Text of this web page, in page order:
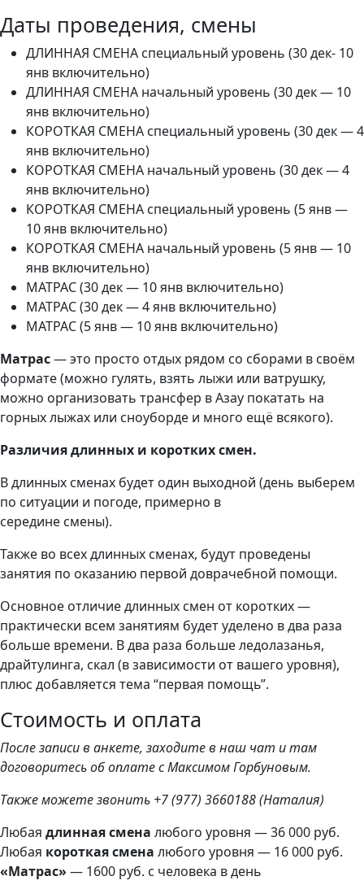
Даты проведения, смены
ДЛИННАЯ СМЕНА специальный уровень (30 дек- 10
янв включительно)
ДЛИННАЯ СМЕНА начальный уровень (30 дек — 10
янв включительно)
КОРОТКАЯ СМЕНА специальный уровень (30 дек — 4
янв включительно)
КОРОТКАЯ СМЕНА начальный уровень (30 дек — 4
янв включительно)
КОРОТКАЯ СМЕНА специальный уровень (5 янв —
10 янв включительно)
КОРОТКАЯ СМЕНА начальный уровень (5 янв — 10
янв включительно)
МАТРАС (30 дек — 10 янв включительно)
МАТРАС (30 дек — 4 янв включительно)
МАТРАС (5 янв — 10 янв включительно)
Матрас— это просто отдых рядом со сборами в своём
формате (можно гулять, взять лыжи или ватрушку,
можно организовать трансфер в Азау покатать на
горных лыжах или сноуборде и много ещё всякого).
Различия длинных и коротких смен.
В длинных сменах будет один выходной (день выберем
по ситуации и погоде, примерно в
середине смены).
Также во всех длинных сменах, будут проведены
занятия по оказанию первой доврачебной помощи.
Основное отличие длинных смен от коротких —
практически всем занятиям будет уделено в два раза
больше времени. В два раза больше ледолазанья,
драйтулинга, скал (в зависимости от вашего уровня),
плюс добавляется тема “первая помощь”.
Стоимость и оплата
После записи в анкете, заходите в наш чат и там
договоритесь об оплате с Максимом Горбуновым.
Также можете звонить +7 (977) 3660188 (Наталия)
Любая длинная смена любого уровня — 36 000 руб.
Любая короткая смена любого уровня — 16 000 руб.
«Матрас» — 1600 руб. с человека в день